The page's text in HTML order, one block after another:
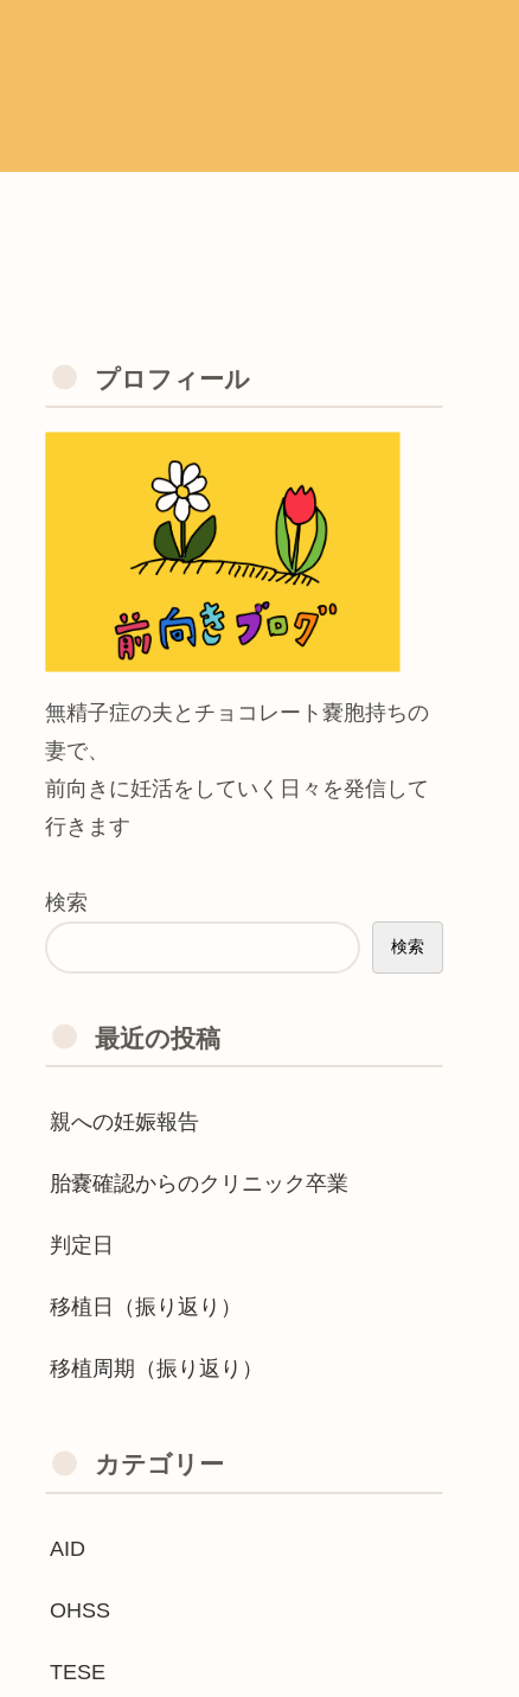
プロフィール
無精子症の夫とチョコレート嚢胞持ちの
妻で、
前向きに妊活をしていく日々を発信して
行きます
検索
検索
最近の投稿
親への妊娠報告
胎嚢確認からのクリニック卒業
判定日
移植日（振り返り）
移植周期（振り返り）
カテゴリー
AID
OHSS
TESE